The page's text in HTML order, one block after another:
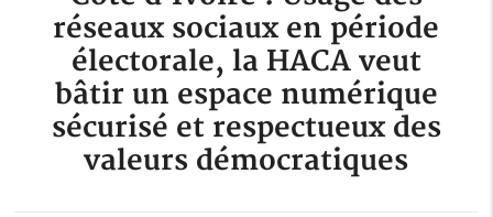
réseaux sociaux en période
électorale, la HACA veut
bâtir un espace numérique
sécurisé et respectueux des
valeurs démocratiques